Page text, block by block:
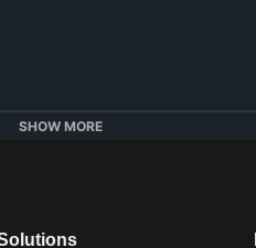
SHOW MORE